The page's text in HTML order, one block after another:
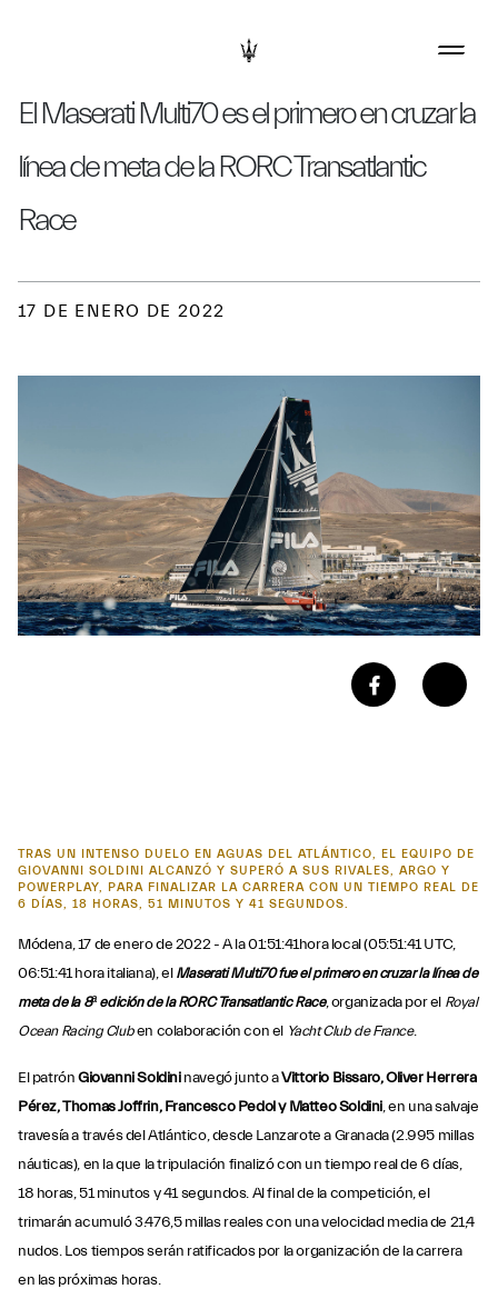
El Maserati Multi70 es el primero en cruzar la
línea de meta de la RORC Transatlantic
Race
17 DE ENERO DE 2022
TRAS UN INTENSO DUELO EN AGUAS DEL ATLÁNTICO, EL EQUIPO DE
GIOVANNI SOLDINI ALCANZÓ Y SUPERÓ A SUS RIVALES, ARGO Y
POWERPLAY, PARA FINALIZAR LA CARRERA CON UN TIEMPO REAL DE
6 DÍAS, 18 HORAS, 51 MINUTOS Y 41 SEGUNDOS.
Módena, 17 de enero de 2022 - A la 01:51:41hora local (05:51:41 UTC,
06:51:41 hora italiana), el Maserati Multi70 fue el primero en cruzar la línea de
meta de la 8ª edición de la RORC Transatlantic Race, organizada por el Royal
Ocean Racing Cluben colaboración con el Yacht Club de France.
El patrónGiovanni Soldininavegó junto aVittorio Bissaro, Oliver Herrera
Pérez, Thomas Joffrin, Francesco Pedol y Matteo Soldini, en una salvaje
travesía a través del Atlántico, desde Lanzarote a Granada (2.995 millas
náuticas), en la que la tripulación finalizó con un tiempo real de 6 días,
18 horas, 51 minutos y 41 segundos. Al final de la competición, el
trimarán acumuló 3.476,5 millas reales con una velocidad media de 21,4
nudos. Los tiempos serán ratificados por la organización de la carrera
en las próximas horas.